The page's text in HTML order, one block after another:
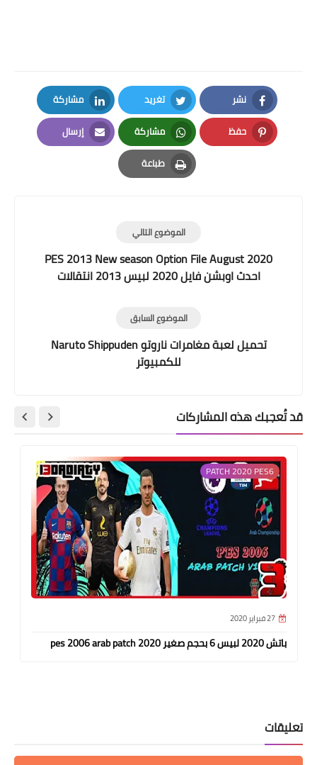
نشر
Facebook
تغريد
Twitter
مشاركة
LinkedIn
حفظ
Pinterest
مشاركة
Whatsapp
إرسال
Email
طباعة
Print
الموضوع التالي
PES 2013 New season Option File August 2020
احدث اوبشن فايل 2020 لبيس 2013 انتقالات
الموضوع السابق
تحميل لعبة مغامرات ناروتو Naruto Shippuden
للكمبيوتر
قد تُعجبك هذه المشاركات
PATCH 2020 PES6
27 فبراير 2020
باتش 2020 لبيس 6 بحجم صغير pes 2006 arab patch 2020
تعليقات